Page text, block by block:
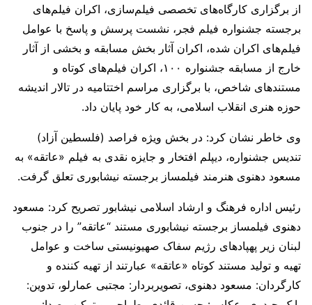
از برگزاری کارگاه‌های تخصصی فیلم‌سازی، اکران فیلم‌های
برجسته جشنواره فیلم فجر، نشست پرسش و پاسخ با عوامل
فیلم‌های اکران شده، اکران آثار بخش مسابقه و بخشی از آثار
خارج از مسابقه جشنواره ۱۰۰، اکران فیلم‌های کوتاه و
مستندهای شاخص، با برگزاری مراسم اختتامیه در تالار اندیشه
حوزه هنری انقلاب اسلامی، به کار خود پایان داد.
وی خاطر نشان کرد: در بخش ویژه فراصد (فلسطین آزاد)
تندیس جشنواره، دیپلم افتخار و جایزه نقدی به فیلم «عاتقه» به
مسعود دهنوی هنرمند فیلمساز برجسته نیشابوری تعلق گرفت.
رئیس اداره فرهنگ و ارشاد اسلامی نیشابور تصریح کرد: مسعود
دهنوی فیلمساز برجسته نیشابوری مستند “عاتقه” را در جنوب
لبنان زیر پهپادهای رژیم سفاک صهیونیستی ساخت و عوامل
تهیه و تولید مستند کوتاه «عاتقه» عبارتند از تهیه کننده و
کارگردان: مسعود دهنوی، تصویربردار: مجتبی عمارلو، تدوین: